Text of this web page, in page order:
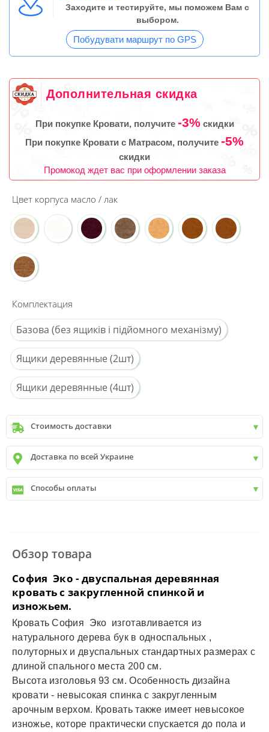
Заходите и тестируйте, мы поможем Вам с
выбором.
Побудувати маршрут по GPS
Дополнительная скидка
При покупке Кровати, получите -3%скидки
При покупке Кровати с Матрасом, получите -5%
скидки
Промокод ждет вас при оформлении заказа
Цвет корпуса масло / лак
Комплектация
Базова (без ящиків і підйомного механізму)
Ящики деревянные (2шт)
Ящики деревянные (4шт)
Стоимость доставки
Киевдо9999 грн. -400 грн.
Киевот9999 грн - БЕСПЛАТНО
Киев пригород +30 грн\км
Доставка по всей Украине
✓Новая почта
✓Деливери
✓Автолюкс
Способы оплаты
✓ Подробнее
Обзор товара
София Эко - двуспальная деревянная
кровать с закругленной спинкой и
изножьем.
Кровать София Эко изготавливается из
натурального дерева бук в односпальных ,
полуторных и двуспальных стандартных размерах с
длиной спального места 200 см.
Высота изголовья 93 см. Особенность дизайна
кровати - невысокая спинка с закругленным
арочным верхом. Кровать также имеет невысокое
изножье, которе практически спускается до пола и